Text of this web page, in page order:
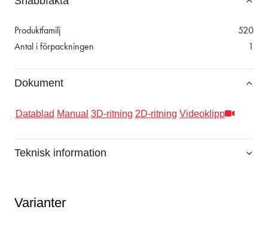
Produktfamilj
520
Antal i förpackningen
1
Dokument
Datablad Manual 3D-ritning 2D-ritning Videoklipp
Teknisk information
Varianter